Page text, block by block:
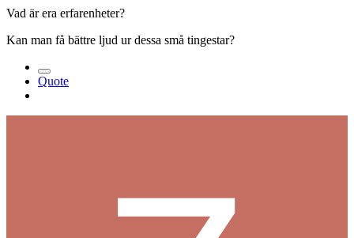
Vad är era erfarenheter?
Kan man få bättre ljud ur dessa små tingestar?
Quote